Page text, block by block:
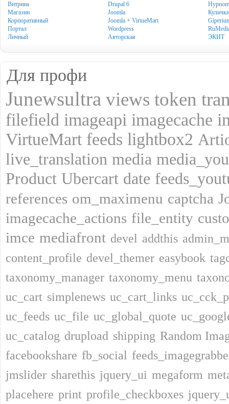
Витрина
Магазин
Корпоративный
Портал
Личный
Drupal 6
Joomla
Joomla + VirtueMart
Wordpress
Авторская
Hypnom
ЭКИТ
Для профи
Junewsultra views token
filefield imageapi imagecache
VirtueMart feeds lightbox2
live_translation media
Product Ubercart date
references om_maximenu captcha
imagecache_actions file_entity
imce mediafront devel addthis
content_profile devel_themer easybook
taxonomy_manager taxonomy_menu
uc_cart simplenews uc_cart_links
uc_feeds uc_file uc_global_quote
uc_catalog drupload shipping Random
facebookshare fb_social
jmslider sharethis jquery_ui megaform
placehere print profile_checkboxes